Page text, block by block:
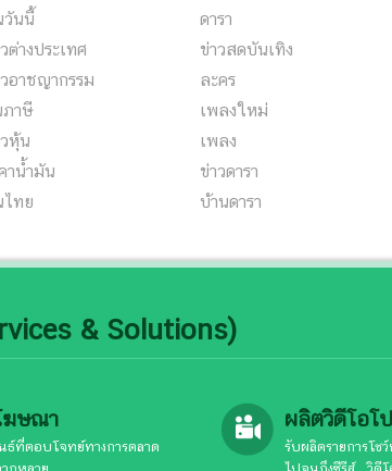
วันนี้
ต่างประเทศ
อาชญากรรม
าษี
หุ้น
าน้ำมัน
ทย
ดารา
ข่าวสดบันเทิง
ละคร
เพลงใหม่
เพลง
ข่าวดารา
บ้านดารา
& Solutions)
ฆษณา
ที่ตอบโจทย์ทางการตลาด
ผลิตวิดีโอโ
รับผลิตรายการโ